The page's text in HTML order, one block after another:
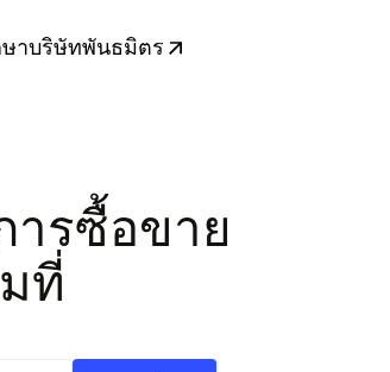
เงินและการถอนเงิน
รองลูกค้า
รับคัดลอก
Trading
มือถือ
า
เกี่ยวกับการซื้อขาย
ศัพท์ของการซื้อขาย
การศึกษา
บริษัทพันธมิตร
ารซื้อขาย
ที่